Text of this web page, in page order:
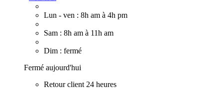
Lun - ven : 8h am à 4h pm
Sam : 8h am à 11h am
Dim : fermé
Fermé aujourd'hui
Retour client 24 heures